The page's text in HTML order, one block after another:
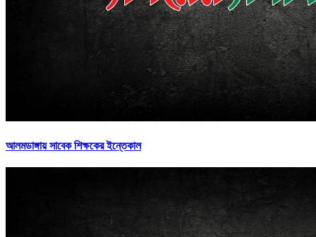
আলমডাঙ্গায় সাবেক শিক্ষকের ইন্তেকাল